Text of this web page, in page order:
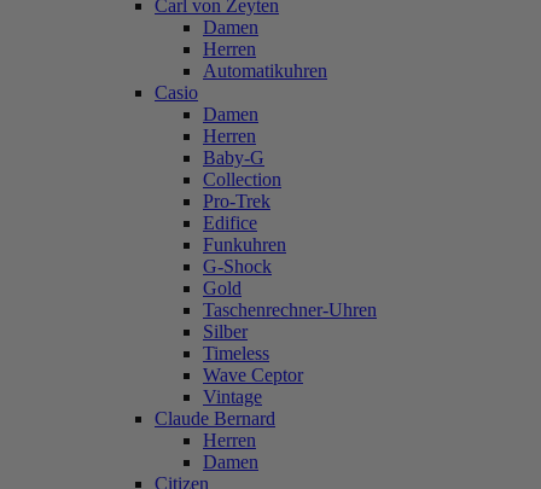
Carl von Zeyten
Damen
Herren
Automatikuhren
Casio
Damen
Herren
Baby-G
Collection
Pro-Trek
Edifice
Funkuhren
G-Shock
Gold
Taschenrechner-Uhren
Silber
Timeless
Wave Ceptor
Vintage
Claude Bernard
Herren
Damen
Citizen